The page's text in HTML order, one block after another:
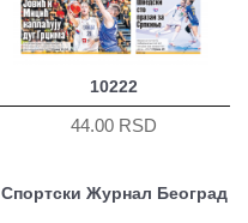
10222
44.00 RSD
Спортски Журнал Београд